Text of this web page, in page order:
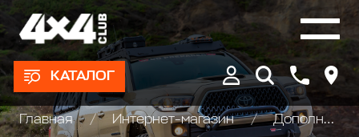
КАТАЛОГ
Главная Интернет-магазин
Дополнительные фары : Светодиодные, Галогеновые , Ксеноновые